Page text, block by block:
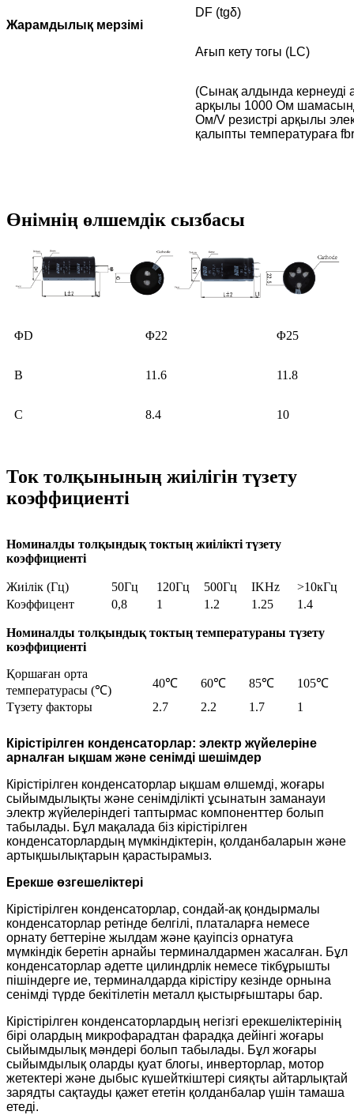
Жарамдылық мерзімі
DF (tgδ)
Ағып кету тогы (LC)
(Сынақ алдында кернеуді
арқылы 1000 Ом
Ом/V резистрі арқылы
қалыпты температураға
Өнімнің өлшемдік сызбасы
ΦD Φ22 Φ25
B 11.6 11.8
C 8.4 10
Ток толқынының жиілігін түзету
коэффициенті
Номиналды толқындық токтың жиілікті түзету
коэффициенті
Жиілік (Гц) 50Гц 120Гц 500Гц IKHz
>10кГц
Коэффицент
0,8 1 1.2 1.25 1.4
Номиналды толқындық токтың температураны түзету
коэффициенті
Қоршаған орта
температурасы (℃)
40℃ 60℃ 85℃
105℃
Түзету факторы
2.7 2.2 1.7 1
Кірістірілген конденсаторлар: электр жүйелеріне
арналған ықшам және сенімді шешімдер
Кірістірілген конденсаторлар ықшам өлшемді, жоғары
сыйымдылықты және сенімділікті ұсынатын заманауи
электр жүйелеріндегі таптырмас компоненттер болып
табылады. Бұл мақалада біз кірістірілген
конденсаторлардың мүмкіндіктерін, қолданбаларын және
артықшылықтарын қарастырамыз.
Ерекше өзгешеліктері
Кірістірілген конденсаторлар, сондай-ақ қондырмалы
конденсаторлар ретінде белгілі, платаларға немесе
орнату беттеріне жылдам және қауіпсіз орнатуға
мүмкіндік беретін арнайы терминалдармен жасалған. Бұл
конденсаторлар әдетте цилиндрлік немесе тікбұрышты
пішіндерге ие, терминалдарда кірістіру кезінде орнына
сенімді түрде бекітілетін металл қыстырғыштары бар.
Кірістірілген конденсаторлардың негізгі ерекшеліктерінің
бірі олардың микрофарадтан фарадқа дейінгі жоғары
сыйымдылық мәндері болып табылады. Бұл жоғары
сыйымдылық оларды қуат блогы, инверторлар, мотор
жетектері және дыбыс күшейткіштері сияқты айтарлықтай
зарядты сақтауды қажет ететін қолданбалар үшін тамаша
етеді.